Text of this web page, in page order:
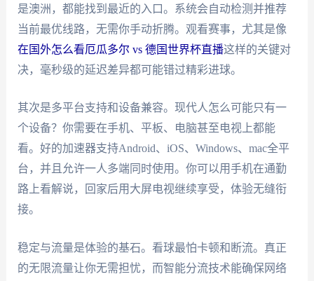
是澳洲，都能找到最近的入口。系统会自动检测并推荐
当前最优线路，无需你手动折腾。观看赛事，尤其是像
在国外怎么看厄瓜多尔 vs 德国世界杯直播这样的关键对
决，毫秒级的延迟差异都可能错过精彩进球。
其次是多平台支持和设备兼容。现代人怎么可能只有一
个设备？你需要在手机、平板、电脑甚至电视上都能
看。好的加速器支持Android、iOS、Windows、mac全平
台，并且允许一人多端同时使用。你可以用手机在通勤
路上看解说，回家后用大屏电视继续享受，体验无缝衔
接。
稳定与流量是体验的基石。看球最怕卡顿和断流。真正
的无限流量让你无需担忧，而智能分流技术能确保网络